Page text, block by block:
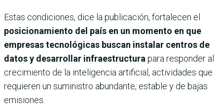
Estas condiciones, dice la publicación, fortalecen el
posicionamiento del país en un momento en que
empresas tecnológicas buscan instalar centros de
datos y desarrollar infraestructurapara responder al
crecimiento de la inteligencia artificial, actividades que
requieren un suministro abundante, estable y de bajas
emisiones.